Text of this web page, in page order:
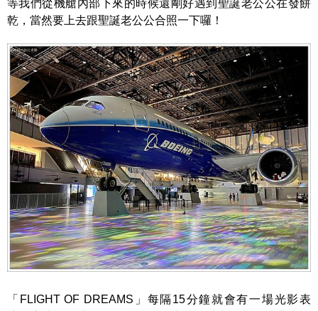
等我們從機艙內部下來的時候還剛好遇到聖誕老公公在發餅
乾，當然要上去跟聖誕老公公合照一下囉！
「FLIGHT OF DREAMS」每隔15分鐘就會有一場光影表